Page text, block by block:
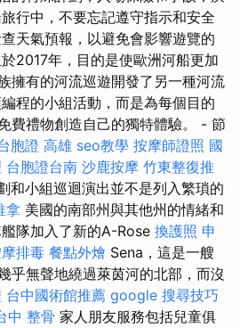
行中，不要忘記遵守指示和安全
天氣預報，以避免會影響遊覽的
2017年，目的是使歐洲河船更加
擁有的河流巡遊開發了另一種河流
程的小組活動，而是為每個目的
費禮物創造自己的獨特體驗。 - 節
胞證 高雄 seo教學 按摩師證照 國
台胞證台南 沙鹿按摩 竹東整復推
和小組巡迴演出並不是列入繁瑣的
拿 美國的南部州與其他州的情緒和
隊加入了新的A-Rose 換護照 申
排毒 餐點外燴 Sena，這是一艘
乎無聲地繞過萊茵河的北部，而沒
台中國術館推薦 google 搜尋技巧
中 整骨 家人朋友服務包括兒童俱